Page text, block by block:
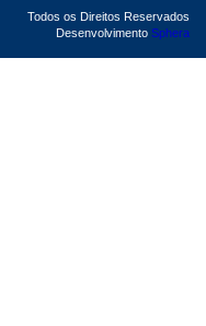
Todos os Direitos Reservados
Desenvolvimento Sphera